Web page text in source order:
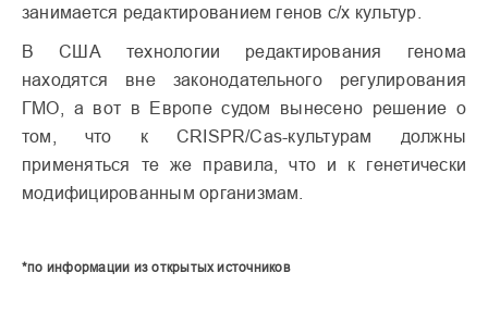
занимается редактированием генов с/х культур.
В США технологии редактирования генома
находятся вне законодательного регулирования
ГМО, а вот в Европе судом вынесено решение о
том, что к CRISPR/Cas-культурам должны
применяться те же правила, что и к генетически
модифицированным организмам.
*по информации из открытых источников